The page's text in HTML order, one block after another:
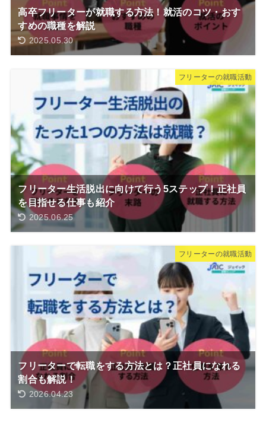
高卒フリーターが就職する方法！就活のコツ・おす
すめの職種を解説
2025.05.30
フリーターの就職活動
フリーター生活脱出に向けて行う5ステップ！正社員
を目指せる仕事も紹介
2025.06.25
フリーターの就職活動
フリーターで転職をする方法とは？正社員になれる
割合も解説！
2026.04.23